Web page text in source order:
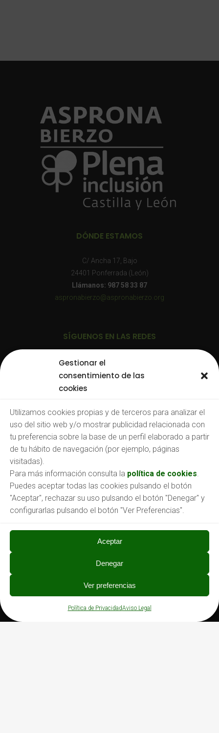
Gestionar el
consentimiento de las
cookies
Utilizamos cookies propias y de terceros para analizar el
uso del sitio web y/o mostrar publicidad relacionada con
tu preferencia sobre la base de un perfil elaborado a partir
de tu hábito de navegación (por ejemplo, páginas
visitadas).
Para más información consulta la política de cookies.
Puedes aceptar todas las cookies pulsando el botón
"Aceptar", rechazar su uso pulsando el botón "Denegar" y
configurarlas pulsando el botón "Ver Preferencias".
Aceptar
Denegar
Ver preferencias
Política de PrivacidadAviso Legal
DÓNDE ESTAMOS
C/ Ancha 17, Bajo
24401 Ponferrada (León)
Llámanos: 987 58 33 87
aspronabierzo@aspronabierzo.org
SÍGUENOS EN LAS REDES
Consulta nuestras:
Ofertas de empleo
O envíanos tu CV a:empleo@aspronabierzo.org